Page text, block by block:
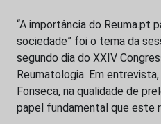
“A importância do Reuma.pt
sociedade” foi o tema da
segundo dia do XXIV
Reumatologia. Em
Fonseca, na qualidade de
papel fundamental que este